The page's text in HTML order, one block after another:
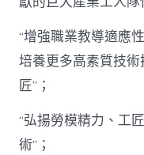
“增強職業教導適應
培養更多高素質技
匠”；
“弘揚勞模精力、工
術”；